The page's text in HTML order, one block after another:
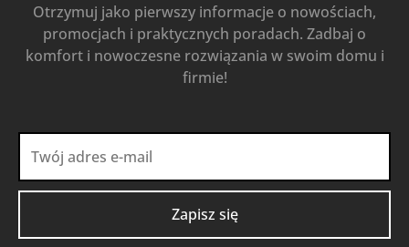
Otrzymuj jako pierwszy informacje o nowościach,
promocjach i praktycznych poradach. Zadbaj o
komfort i nowoczesne rozwiązania w swoim domu i
firmie!